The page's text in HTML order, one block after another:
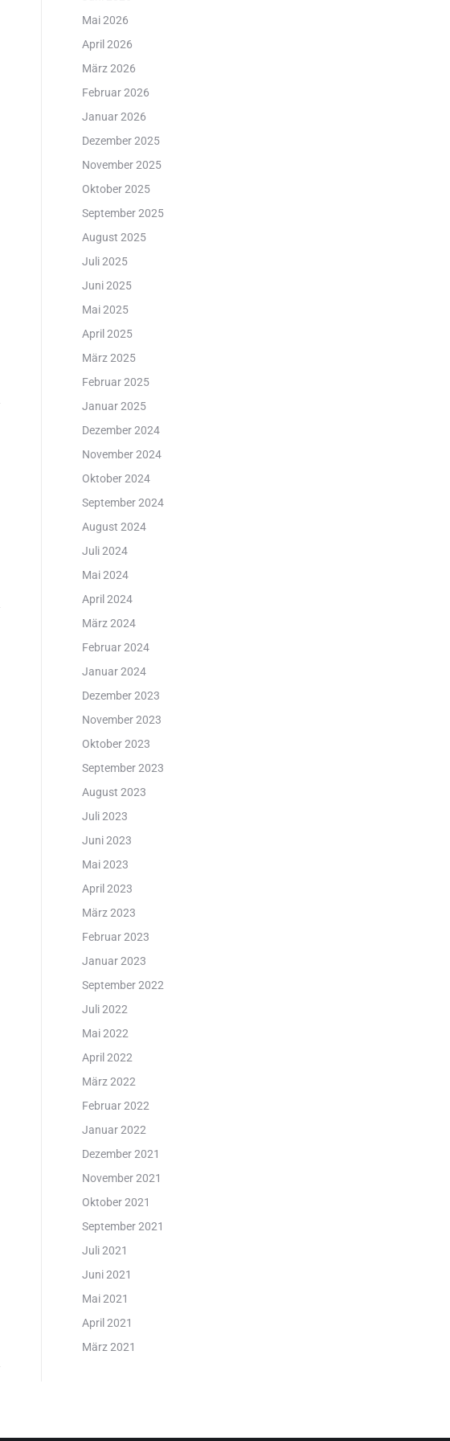
Mai 2026
April 2026
März 2026
Februar 2026
Januar 2026
Dezember 2025
November 2025
Oktober 2025
September 2025
August 2025
Juli 2025
Juni 2025
Mai 2025
April 2025
März 2025
Februar 2025
Januar 2025
Dezember 2024
November 2024
Oktober 2024
September 2024
August 2024
Juli 2024
Mai 2024
April 2024
März 2024
Februar 2024
Januar 2024
Dezember 2023
November 2023
Oktober 2023
September 2023
August 2023
Juli 2023
Juni 2023
Mai 2023
April 2023
März 2023
Februar 2023
Januar 2023
September 2022
Juli 2022
Mai 2022
April 2022
März 2022
Februar 2022
Januar 2022
Dezember 2021
November 2021
Oktober 2021
September 2021
Juli 2021
Juni 2021
Mai 2021
April 2021
März 2021